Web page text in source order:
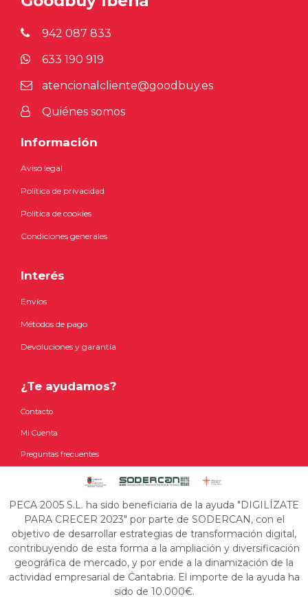
942 087 833
633 190 919
atencionalcliente@goodbuy.es
Quiénes somos
Información
Aviso legal
Política de privacidad
Política de cookies
Condiciones generales
Interés
Envíos
Métodos de pago
Devoluciones y garantía
¿Te ayudamos?
Contacto
Mi Cuenta
Preguntas frecuentes
PECA 2005 S.L. ha sido beneficiaria de la ayuda "DIGILÍZATE
PARA CRECER 2023" por parte de SODERCAN, con el
objetivo de desarrollar estrategias de transformación digital,
contribuyendo de esta forma a la ampliación y diversificación
geográfica de mercado, y por ende a la dinamización de la
actividad empresarial de Cantabria. El importe de la ayuda ha
sido de 10.000€.